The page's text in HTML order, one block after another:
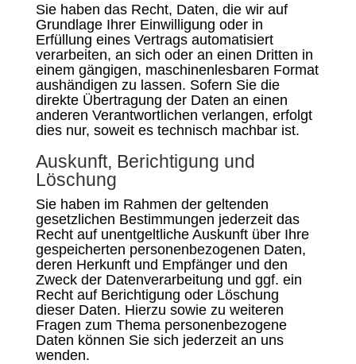
Sie haben das Recht, Daten, die wir auf
Grundlage Ihrer Einwilligung oder in
Erfüllung eines Vertrags automatisiert
verarbeiten, an sich oder an einen Dritten in
einem gängigen, maschinenlesbaren Format
aushändigen zu lassen. Sofern Sie die
direkte Übertragung der Daten an einen
anderen Verantwortlichen verlangen, erfolgt
dies nur, soweit es technisch machbar ist.
Auskunft, Berichtigung und
Löschung
Sie haben im Rahmen der geltenden
gesetzlichen Bestimmungen jederzeit das
Recht auf unentgeltliche Auskunft über Ihre
gespeicherten personenbezogenen Daten,
deren Herkunft und Empfänger und den
Zweck der Datenverarbeitung und ggf. ein
Recht auf Berichtigung oder Löschung
dieser Daten. Hierzu sowie zu weiteren
Fragen zum Thema personenbezogene
Daten können Sie sich jederzeit an uns
wenden.